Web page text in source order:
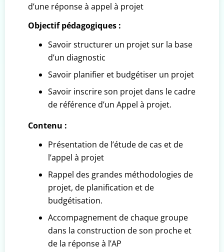
d’une réponse à appel à projet
Objectif pédagogiques :
Savoir structurer un projet sur la base
d’un diagnostic
Savoir planifier et budgétiser un projet
Savoir inscrire son projet dans le cadre
de référence d’un Appel à projet.
Contenu :
Présentation de l’étude de cas et de
l’appel à projet
Rappel des grandes méthodologies de
projet, de planification et de
budgétisation.
Accompagnement de chaque groupe
dans la construction de son proche et
de la réponse à l’AP